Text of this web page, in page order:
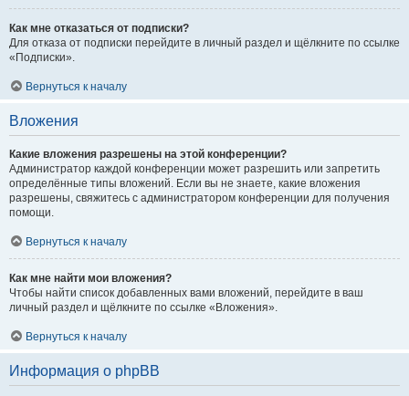
Как мне отказаться от подписки?
Для отказа от подписки перейдите в личный раздел и щёлкните по ссылке
«Подписки».
Вернуться к началу
Вложения
Какие вложения разрешены на этой конференции?
Администратор каждой конференции может разрешить или запретить
определённые типы вложений. Если вы не знаете, какие вложения
разрешены, свяжитесь с администратором конференции для получения
помощи.
Вернуться к началу
Как мне найти мои вложения?
Чтобы найти список добавленных вами вложений, перейдите в ваш
личный раздел и щёлкните по ссылке «Вложения».
Вернуться к началу
Информация о phpBB